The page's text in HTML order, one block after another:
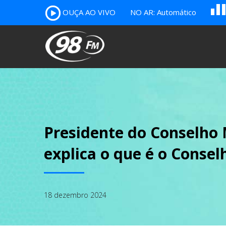
OUÇA AO VIVO NO AR: Automático A
Presidente do
explica o que é o
18 dezembro 2024